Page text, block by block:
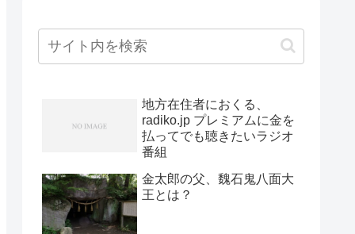
地方在住者におくる、
radiko.jp プレミアムに金を
払ってでも聴きたいラジオ
番組
金太郎の父、魏石鬼八面大
王とは？